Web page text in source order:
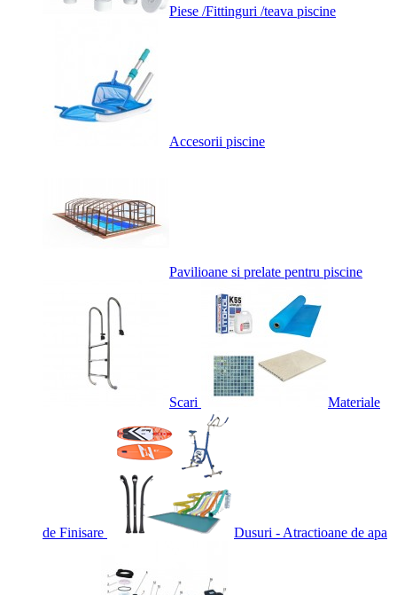
Piese /Fittinguri /teava piscine
Accesorii piscine
Pavilioane si prelate pentru piscine
Scari Materiale
de Finisare Dusuri - Atractioane de apa